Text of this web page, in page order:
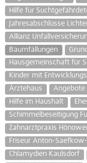
Hilfe für
Jahresabschlüsse
Allianz
Baumfällungen
Hausgemeinschaft für
Kinder mit
Ärztehaus
Angebote
Hilfe im Haushalt
Schimmelbeseitigung
Zahnarztpraxis
Friseur Anton-
Chlamydien Kaulsdorf